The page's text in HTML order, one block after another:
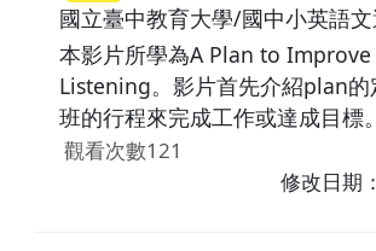
國立臺中教育大學/國中小英語
本影片所學為A Plan to
Listening。影片首先介紹plan的
班的行程來完成工作或達成目標
紹如何做計劃來改善聽力能力，
考想要提升聽力能力我們可以做
觀看次數121
修改日期